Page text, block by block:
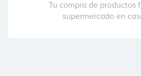
Tu compra de productos
supermercado en